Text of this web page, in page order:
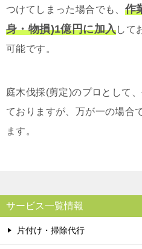
つけてしまった場合でも、 作
身・物損)1億円に加入して
可能です。
庭木伐採(剪定)のプロとして
ておりますが、万が一の場合
ます。
サービス一覧情報
片付け・掃除代行